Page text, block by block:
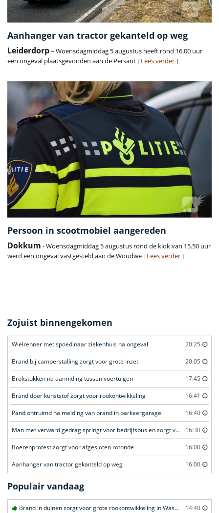
Aanhanger van tractor gekanteld op weg
Leiderdorp– Woensdagmiddag 5 augustus heeft rond 16.00 uur
een ongeval plaatsgevonden aan de Persant [ Lees verder]
Persoon in scootmobiel aangereden
Dokkum - Woensdagmiddag 5 augustus rond de klok van 15.50 uur
werd een ongeval vastgesteld aan de Woudwe [ Lees verder]
Zojuist binnengekomen
Wielrenner met spoed naar ziekenhuis na ongeval 20:25
Brand bij camperstalling zorgt voor grote inzet 20:05
Brokstukken na aanrijding tussen voertuigen 17:45
Brand door kunststof zorgt voor rookontwikkeling 16:41
Pand ontruimd na melding van brand in parkeergarage 16:40
Man met verward gedrag springt voor bedrijfsbus en zorgt voor opschudding 16:30
Boerenprotest zorgt voor afgesloten rotonde 16:00
Aanhanger van tractor gekanteld op weg 16:00
Populair vandaag
Brand in duinen zorgt voor grote rookontwikkeling in Wassenaar 14:40